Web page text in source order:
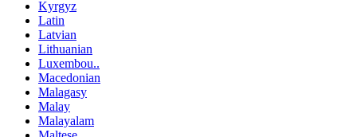
Kyrgyz
Latin
Latvian
Lithuanian
Luxembou..
Macedonian
Malagasy
Malay
Malayalam